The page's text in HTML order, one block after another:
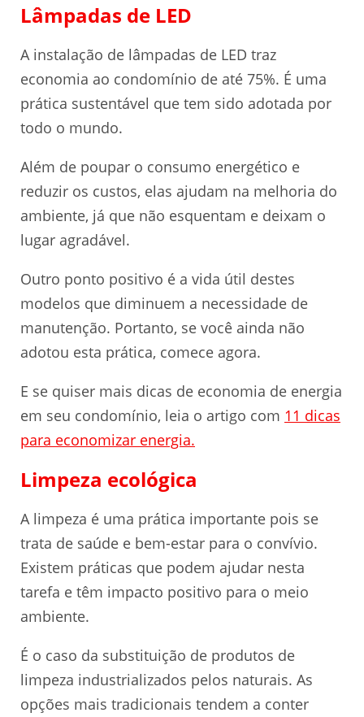
Lâmpadas de LED
A instalação de lâmpadas de LED traz
economia ao condomínio de até 75%. É uma
prática sustentável que tem sido adotada por
todo o mundo.
Além de poupar o consumo energético e
reduzir os custos, elas ajudam na melhoria do
ambiente, já que não esquentam e deixam o
lugar agradável.
Outro ponto positivo é a vida útil destes
modelos que diminuem a necessidade de
manutenção. Portanto, se você ainda não
adotou esta prática, comece agora.
E se quiser mais dicas de economia de energia
em seu condomínio, leia o artigo com 11 dicas
para economizar energia.
Limpeza ecológica
A limpeza é uma prática importante pois se
trata de saúde e bem-estar para o convívio.
Existem práticas que podem ajudar nesta
tarefa e têm impacto positivo para o meio
ambiente.
É o caso da substituição de produtos de
limpeza industrializados pelos naturais. As
opções mais tradicionais tendem a conter